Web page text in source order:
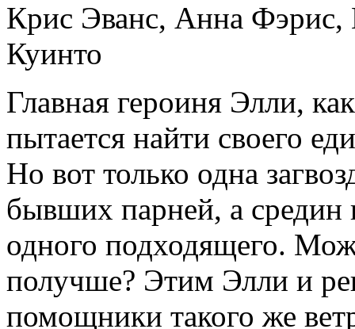
Крис Эванс, Анна
Куинто
Главная героиня Элли,
пытается найти своего
Но вот только одна
бывших парней, а
одного подходящего.
получше? Этим Элли и
помощники такого же